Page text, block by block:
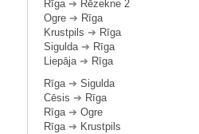
Rīga➔ Rēzekne 2
Ogre ➔ Rīga
Krustpils ➔ Rīga
Sigulda➔ Rīga
Liepāja➔ Rīga
Rīga➔ Sigulda
Cēsis ➔ Rīga
Rīga➔ Ogre
Rīga➔ Krustpils